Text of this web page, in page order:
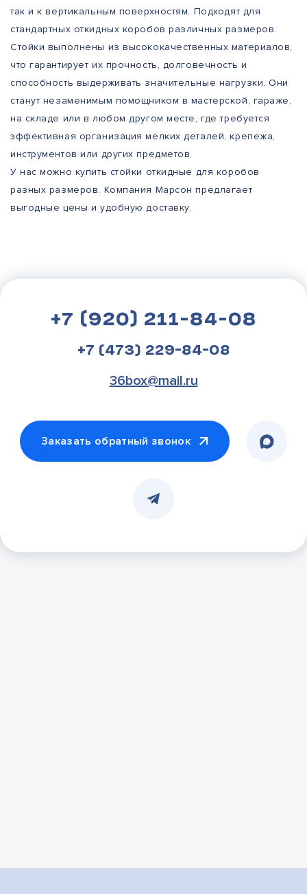
так и к вертикальным поверхностям. Подходят для
стандартных откидных коробов различных размеров.
Стойки выполнены из высококачественных материалов,
что гарантирует их прочность, долговечность и
способность выдерживать значительные нагрузки. Они
станут незаменимым помощником в мастерской, гараже,
на складе или в любом другом месте, где требуется
эффективная организация мелких деталей, крепежа,
инструментов или других предметов.
У нас можно купить стойки откидные для коробов
разных размеров. Компания Марсон предлагает
выгодные цены и удобную доставку.
+7 (920) 211-84-08
+7 (473) 229-84-08
36box@mail.ru
Заказать обратный звонок